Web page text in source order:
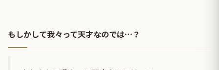
もしかして我々って天才なのでは…？